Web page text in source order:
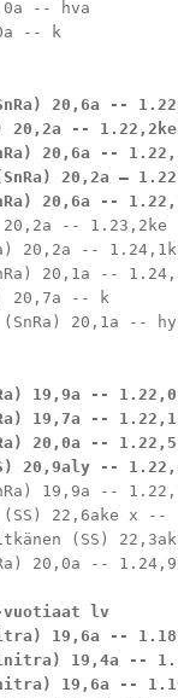
-- hva
-- k
20,6a --
20,2a --
20,6a --
20,2a –
20,6a --
-- 1.23,2ke
20,2a --
20,1a --
20,7a -- k
20,1a --
19,9a --
19,7a --
20,0a --
20,9aly --
19,9a --
(SS) 22,6ake x --
(SS)
20,0a --
vuotiaat lv
19,6a --
19,4a --
19,6a --